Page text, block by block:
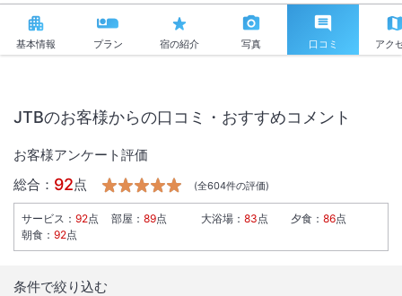
基本情報 プラン 宿の紹介 写真 口コミ アク
JTBのお客様からの口コミ・おすすめコメント
お客様アンケート評価
総合： 92点 (全604件の評価)
サービス ： 92点 部屋 ： 89点 大浴場 ： 83点 夕食 ： 86点
朝食 ： 92点
条件で絞り込む